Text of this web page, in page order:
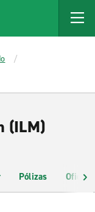
(ILM)
Pólizas